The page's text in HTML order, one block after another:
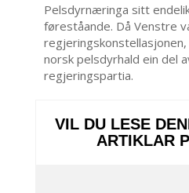
Pelsdyrnæringa sitt
føreståande. Då Venstre
norsk pelsdyrhald ein del
regjeringspartia.
VIL DU LESE
ARTIKLAR